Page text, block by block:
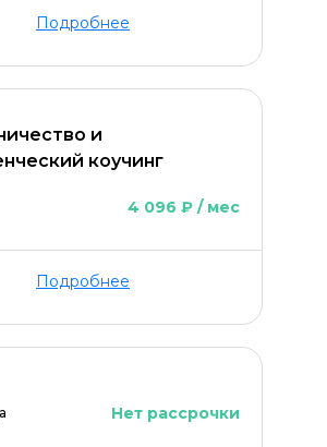
Подробнее
и
коучинг
4 096 ₽ / мес
Подробнее
Нет рассрочки